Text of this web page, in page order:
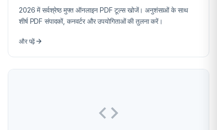
2026 में सर्वश्रेष्ठ मुफ्त ऑनलाइन PDF टूल्स खोजें। अनुशंसाओं के साथ
शीर्ष PDF संपादकों, कनवर्टर और उपयोगिताओं की तुलना करें।
और पढ़ें